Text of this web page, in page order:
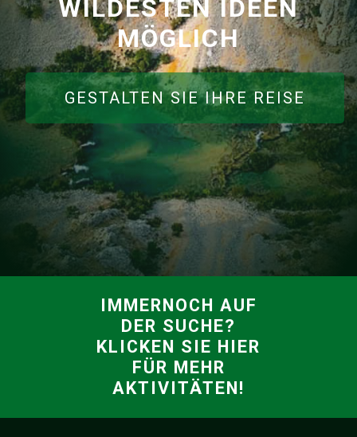
WILDESTEN IDEEN
MÖGLICH
GESTALTEN SIE IHRE REISE
IMMERNOCH AUF
DER SUCHE?
KLICKEN SIE HIER
FÜR MEHR
AKTIVITÄTEN!